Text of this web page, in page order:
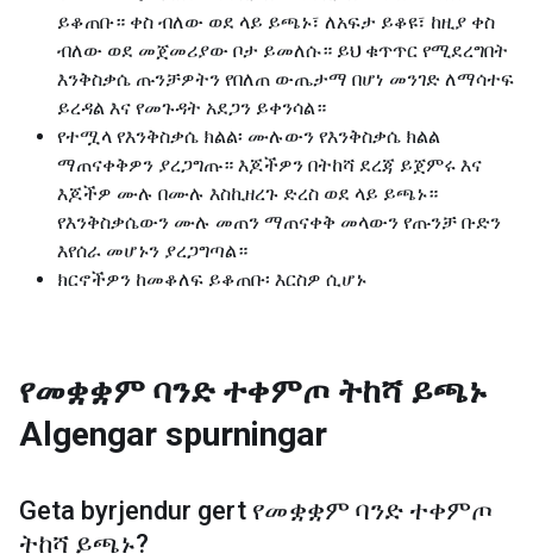
ይቆጠቡ። ቀስ ብለው ወደ ላይ ይጫኑ፣ ለአፍታ ይቆዩ፣ ከዚያ ቀስ
ብለው ወደ መጀመሪያው ቦታ ይመለሱ። ይህ ቁጥጥር የሚደረግበት
እንቅስቃሴ ጡንቻዎትን የበለጠ ውጤታማ በሆነ መንገድ ለማሳተፍ
ይረዳል እና የመጉዳት አደጋን ይቀንሳል።
የተሟላ የእንቅስቃሴ ክልል፡ ሙሉውን የእንቅስቃሴ ክልል
ማጠናቀቅዎን ያረጋግጡ። እጆችዎን በትከሻ ደረጃ ይጀምሩ እና
እጆችዎ ሙሉ በሙሉ እስኪዘረጉ ድረስ ወደ ላይ ይጫኑ።
የእንቅስቃሴውን ሙሉ መጠን ማጠናቀቅ መላውን የጡንቻ ቡድን
እየሰራ መሆኑን ያረጋግጣል።
ክርኖችዎን ከመቆለፍ ይቆጠቡ፡ እርስዎ ሲሆኑ
የመቋቋም ባንድ ተቀምጦ ትከሻ ይጫኑ
Algengar spurningar
Geta byrjendur gert የመቋቋም ባንድ ተቀምጦ
ትከሻ ይጫኑ?